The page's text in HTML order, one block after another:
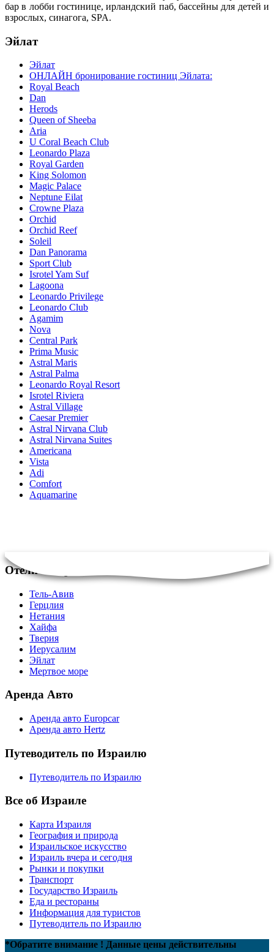
бар в лобби гостинице, ирландский паб, бассейны для детей и
взрослых, синагога, SPA.
Эйлат
Эйлат
ОНЛАЙН бронирование гостиниц Эйлата:
Royal Beach
Dan
Herods
Queen of Sheeba
Aria
U Coral Beach Club
Leonardo Plaza
Royal Garden
King Solomon
Magic Palace
Neptune Eilat
Crowne Plaza
Orchid
Orchid Reef
Soleil
Dan Panorama
Sport Club
Isrotel Yam Suf
Lagoona
Leonardo Privilege
Leonardo Club
Agamim
Nova
Central Park
Prima Music
Astral Maris
Astral Palma
Leonardo Royal Resort
Isrotel Riviera
Astral Village
Caesar Premier
Astral Nirvana Club
Astral Nirvana Suites
Americana
Vista
Adi
Comfort
Aquamarine
Отели в Израиле
Тель-Авив
Герцлия
Нетания
Хайфа
Тверия
Иерусалим
Эйлат
Мертвое море
Аренда Авто
Аренда авто Europcar
Аренда авто Hertz
Путеводитель по Израилю
Путеводитель по Израилю
Все об Израиле
Карта Израиля
География и природа
Израильское искусство
Израиль вчера и сегодня
Рынки и покупки
Транспорт
Государство Израиль
Еда и рестораны
Информация для туристов
Путеводитель по Израилю
*Обратите внимание ! Данные цены действительны